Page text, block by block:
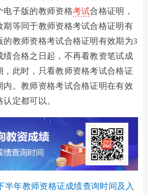
电子版的教师资格考试合格证明，
期等同于教师资格考试合格证明有
的教师资格考试合格证明有效期为3
绩合格之日起，不再看教资笔试成
，此时，只看教师资格考试合格证
内。教师资格考试合格证明在有效
定都可以。
半年教师资格证成绩查询时间及入